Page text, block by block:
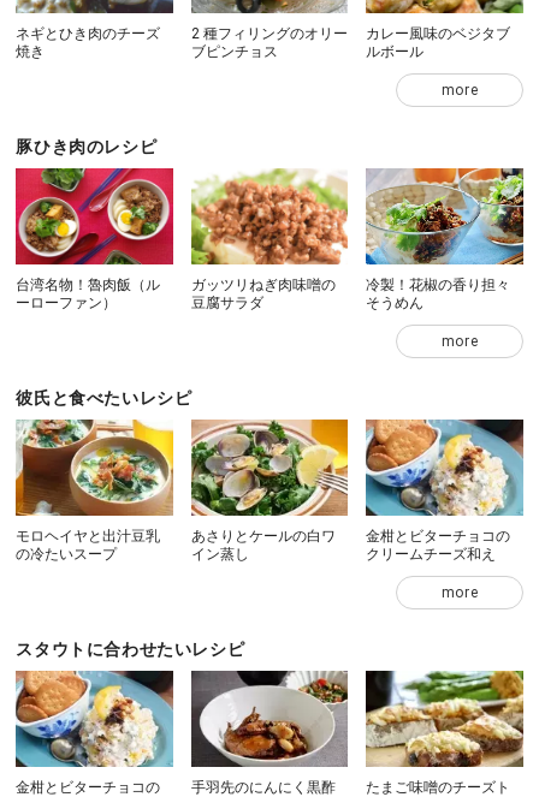
ネギとひき肉のチーズ
焼き
2 種フィリングのオリー
ブピンチョス
カレー風味のベジタブ
ルボール
more
豚ひき肉のレシピ
台湾名物！魯肉飯（ル
ーローファン）
ガッツリねぎ肉味噌の
豆腐サラダ
冷製！花椒の香り担々
そうめん
more
彼氏と食べたいレシピ
モロヘイヤと出汁豆乳
の冷たいスープ
あさりとケールの白ワ
イン蒸し
金柑とビターチョコの
クリームチーズ和え
more
スタウトに合わせたいレシピ
金柑とビターチョコの
手羽先のにんにく黒酢
たまご味噌のチーズト